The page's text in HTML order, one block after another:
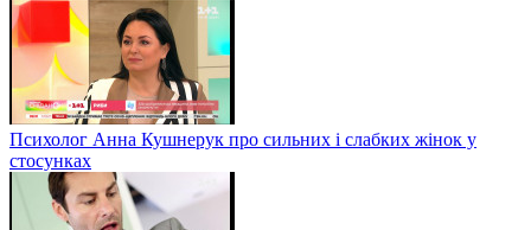
Психолог Анна Кушнерук про сильних і слабких жінок у
стосунках